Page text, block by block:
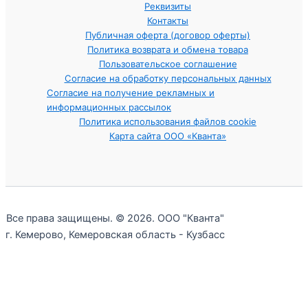
Реквизиты
Контакты
Публичная оферта (договор оферты)
Политика возврата и обмена товара
Пользовательское соглашение
Согласие на обработку персональных данных
Согласие на получение рекламных и
информационных рассылок
Политика использования файлов cookie
Карта сайта ООО «Кванта»
Все права защищены. © 2026. ООО "Кванта"
г. Кемерово, Кемеровская область - Кузбасс